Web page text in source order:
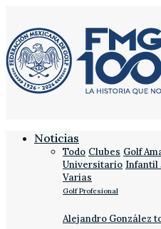
Noticias
Todo Clubes Golf
Universitario Infantil
Varias
Golf Profesional
Alejandro González